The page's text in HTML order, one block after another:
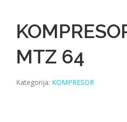
MTZ 64
Kategorija: KOMPRESOR